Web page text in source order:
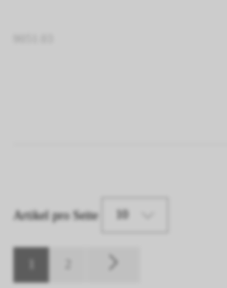
Artikel pro Seite 10